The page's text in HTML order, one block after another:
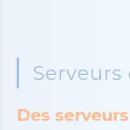
Serveurs
Des